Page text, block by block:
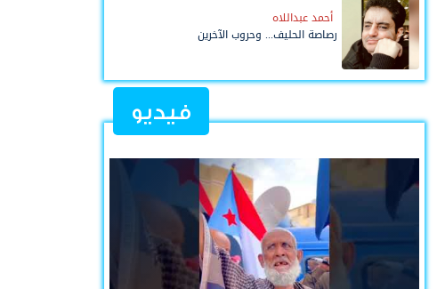
أحمد عبداللاه
رصاصة الحليف... وحروب الآخرين
فيديو